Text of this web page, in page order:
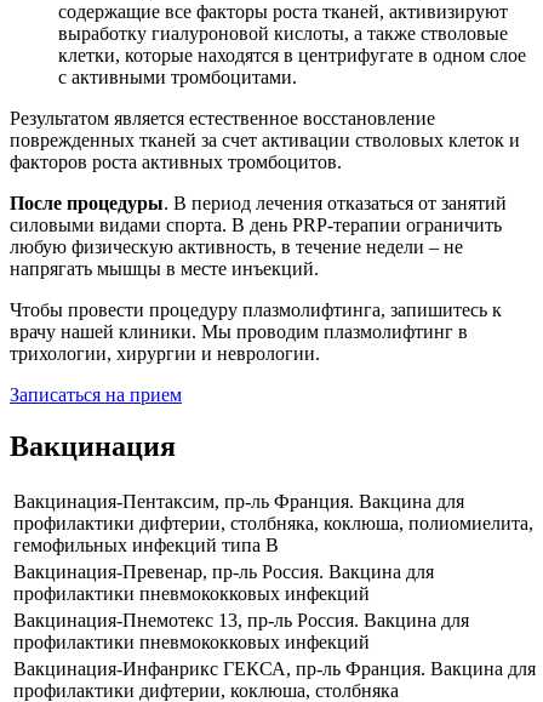
содержащие все факторы роста тканей, активизируют
выработку гиалуроновой кислоты, а также стволовые
клетки, которые находятся в центрифугате в одном слое
с активными тромбоцитами.
Результатом является естественное восстановление
поврежденных тканей за счет активации стволовых клеток и
факторов роста активных тромбоцитов.
После процедуры. В период лечения отказаться от занятий
силовыми видами спорта. В день PRP-терапии ограничить
любую физическую активность, в течение недели – не
напрягать мышцы в месте инъекций.
Чтобы провести процедуру плазмолифтинга, запишитесь к
врачу нашей клиники. Мы проводим плазмолифтинг в
трихологии, хирургии и неврологии.
Записаться на прием
Вакцинация
Вакцинация-Пентаксим, пр-ль Франция. Вакцина для
профилактики дифтерии, столбняка, коклюша, полиомиелита,
гемофильных инфекций типа В
Вакцинация-Превенар, пр-ль Россия. Вакцина для
профилактики пневмококковых инфекций
Вакцинация-Пнемотекс 13, пр-ль Россия. Вакцина для
профилактики пневмококковых инфекций
Вакцинация-Инфанрикс ГЕКСА, пр-ль Франция. Вакцина для
профилактики дифтерии, коклюша, столбняка